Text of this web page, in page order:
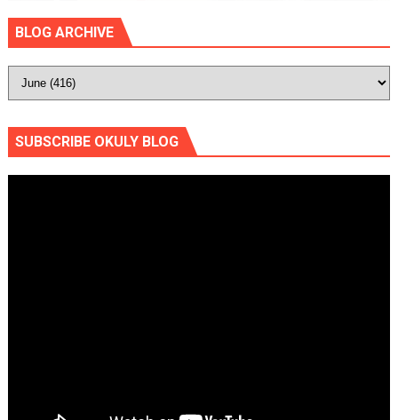
BLOG ARCHIVE
SUBSCRIBE OKULY BLOG